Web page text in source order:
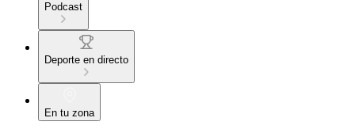
Podcast
Deporte en directo
En tu zona